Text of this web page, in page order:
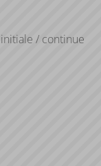
/ continue